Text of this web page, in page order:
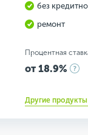
без
ремонт
Процентная
от 18.9%
Другие продукты